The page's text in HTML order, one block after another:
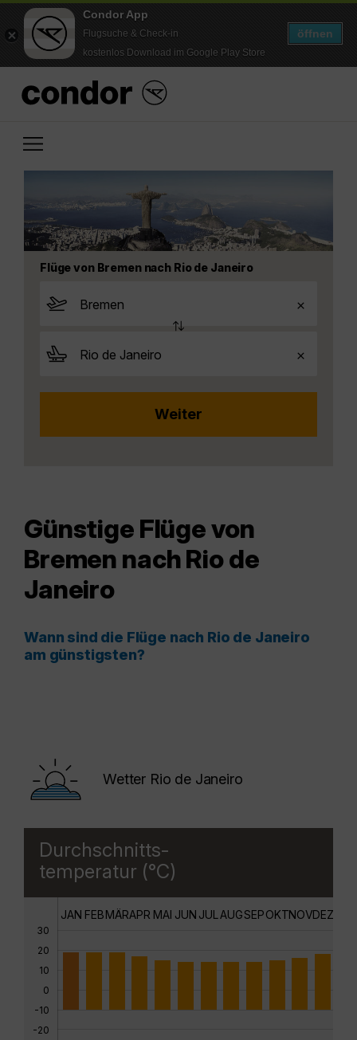
Condor App
Flugsuche & Check-in
kostenlos Download im Google Play Store
öffnen
Flüge von Bremen nach Rio de Janeiro
Günstige Flüge von
Bremen nach Rio de
Janeiro
Wann sind die Flüge nach Rio de Janeiro
am günstigsten?
Wetter Rio de Janeiro
Durchschnitts-
temperatur (°C)
30
20
10
0
-10
-20
JAN FEBMÄRAPR MAI JUN JUL AUGSEPOKTNOVDEZ